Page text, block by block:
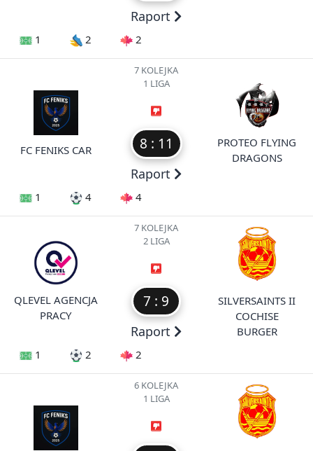
Raport
1 2 2
FC FENIKS CAR
7 KOLEJKA
1 LIGA
8 : 11
Raport
PROTEO FLYING
DRAGONS
1 4 4
QLEVEL AGENCJA
PRACY
7 KOLEJKA
2 LIGA
7 : 9
Raport
SILVERSAINTS II
COCHISE
BURGER
1
2 2
6 KOLEJKA
1 LIGA